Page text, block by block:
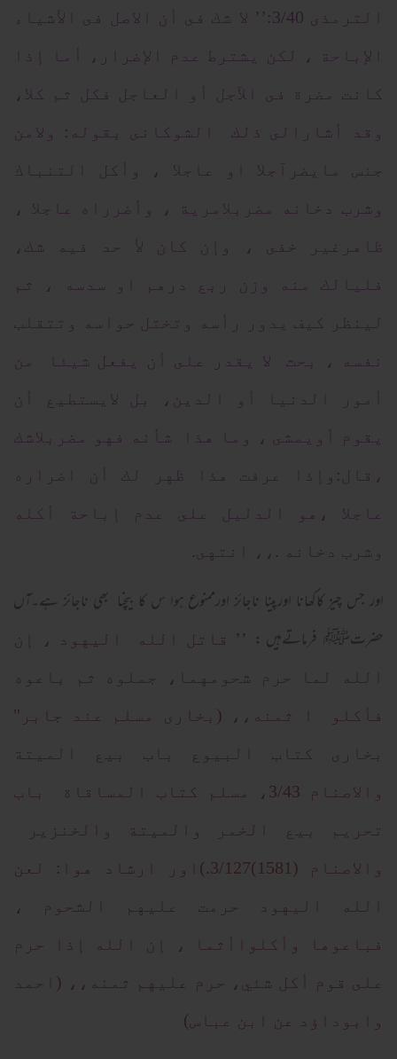
الترمذى 3/40:’’ لا شك فى أن الاصل فى الأشياء
الإباحة ، لكن يشترط عدم الإضرار، أما إذا
كانت مضرة فى الآجل أو العاجل فكل ثم كلا،
وقد أشارالى ذلك الشوكانى بقوله: ولامن
جنس مايضرآجلا او عاجلا ، وأكل التنباك
وشرب دخانه مضربلامرية ، وأضرراه عاجلا ،
ظاهرغير خفى ، وإن كان لأ حد فيه شك،
فليالك منه وزن ربع درهم او سدسه ، ثم
لينظر كيف يدور رأسه وتختل حواسه وتتقلب
نفسه ، بحث لا يقدر على أن يفعل شيئا من
أمور الدنيا أو الدين، بل لايستطيع أن
يقوم أويمشى ، وما هذا شأنه فهو مضربلاشك
،قال:وإذا عرفت هذا ظهر لك أن اضراره
عاجلا ،هو الدليل على عدم إباحة أكله
وشرب دخانه .،، انتهى.
اور جس چیز کاکھانا اورپینا ناجائز اورممنوع ہوا س کا بیچنا بھی ناجائز ہے۔آں
حضرتﷺ فرماتےہیں :
’’ قاتل الله اليهود ، إن
الله لما حرم شحومهما، جملوه ثم باعوه
فأكلو ا ثمنه،، (بخارى مسلم عند جابر"
بخارى كتاب البيوع باب بيع الميتة
والاصنام 3/43، مسلم كتاب المساقاة باب
تحريم بيع الخمر والميتة والخنزير
والاصنام (1581)3/127.)اور ارشاد هوا: لعن
الله اليهود حرمت عليهم الشحوم ،
فباعوها وأكلواأثما ، إن الله إذا حرم
على قوم أكل شئي، حرم عليهم ثمنه،، (احمد
وابوداؤد عن ابن عباس)